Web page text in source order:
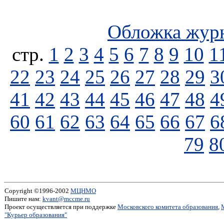
Обложка
стp. 1 2 3 4 5 6 7 8 9 10
22 23 24 25 26 27 28 29
41 42 43 44 45 46 47 48
60 61 62 63 64 65 66 67
79
Copyright ©1996-2002 МЦНМО
Пишите нам: kvant@mccme.ru
Проект осуществляется при поддержке Московского комитета образования,
"Курьер образования"